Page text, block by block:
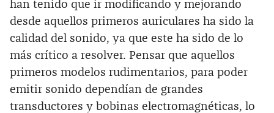
han tenido que ir modificando y mejorando
desde aquellos primeros auriculares ha sido la
calidad del sonido, ya que este ha sido de lo
más crítico a resolver. Pensar que aquellos
primeros modelos rudimentarios, para poder
emitir sonido dependían de grandes
transductores y bobinas electromagnéticas, lo